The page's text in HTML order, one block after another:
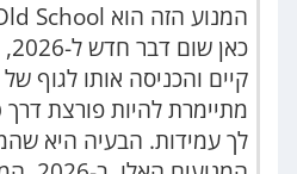
קיים והכניסה אותו לגוף
מתיימרת להיות פורצת דרך
לך עמידות. הבעיה היא